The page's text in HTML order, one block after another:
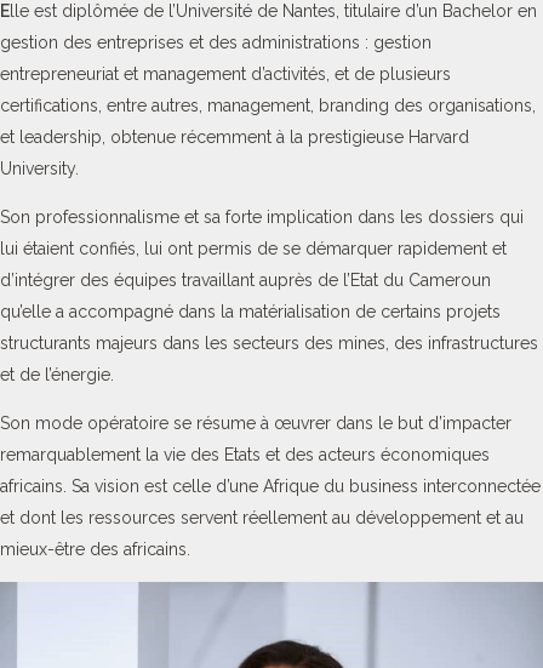
E lle est diplômée de l’Université de Nantes, titulaire d’un Bachelor en
gestion des entreprises et des administrations : gestion
entrepreneuriat et management d’activités, et de plusieurs
certifications, entre autres, management, branding des organisations,
et leadership, obtenue récemment à la prestigieuse Harvard
University.
Son professionnalisme et sa forte implication dans les dossiers qui
lui étaient confiés, lui ont permis de se démarquer rapidement et
d’intégrer des équipes travaillant auprès de l’Etat du Cameroun
qu’elle a accompagné dans la matérialisation de certains projets
structurants majeurs dans les secteurs des mines, des infrastructures
et de l’énergie.
Son mode opératoire se résume à œuvrer dans le but d’impacter
remarquablement la vie des Etats et des acteurs économiques
africains. Sa vision est celle d’une Afrique du business interconnectée
et dont les ressources servent réellement au développement et au
mieux-être des africains.